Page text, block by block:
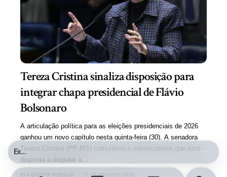
PRF intercepta carregamento com quase 3 toneladas de maconha, mais de meia tonelada de cocaína e medicamentos ilegais em MS
Tereza Cristina sinaliza disposição para
integrar chapa presidencial de Flávio
Bolsonaro
A articulação política para as eleições presidenciais de 2026
ganhou um novo capítulo nesta quinta-feira (30). A senadora
Tereza Cristina (PP-MS) comunicou a interlocutores que está
disposta a disputar a…
BYA GAZETA POPULAR 31 DE JULHO DE 2026